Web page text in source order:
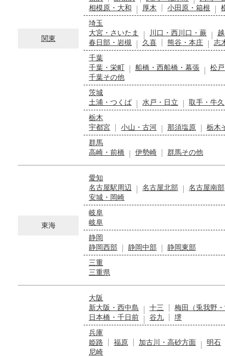
関東
相模原・大和
厚木 小田原・箱根
埼玉
大宮・さいたま
川口・西川口・蕨
春日部・岩槻
久喜 熊谷・本庄
志
千葉
千葉・栄町
船橋・西船橋・幕張 松
千葉その他
茨城
土浦・つくば
水戸・日立
取手・牛久
栃木
宇都宮
小山・古河 那須塩原
栃木
群馬
高崎・前橋
伊勢崎 群馬その他
東海
愛知
名古屋駅周辺
名古屋北部 名古屋南部
安城・岡崎
岐阜
岐阜
静岡
静岡西部
静岡中部
静岡東部
三重
三重県
大阪
新大阪・西中島
十三 梅田（兎我野・
日本橋・千日前
谷九
堺
兵庫
姫路
福原 加古川・高砂方面 明石
尼崎